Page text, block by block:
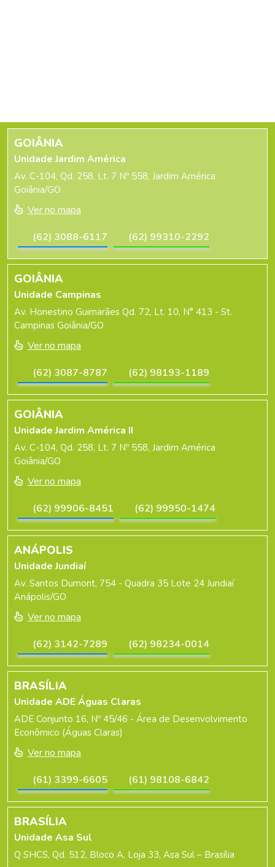
GOIÂNIA
Unidade Jardim América
Av. C-104, Qd. 258, Lt. 7 Nº 558, Jardim América
Goiânia/GO
Ver no mapa
(62) 3088-6117
(62) 99310-2292
GOIÂNIA
Unidade Campinas
Av. Honestino Guimarães Qd. 72, Lt. 10, N° 413 - St.
Campinas Goiânia/GO
Ver no mapa
(62) 3087-8787
(62) 98193-1189
GOIÂNIA
Unidade Jardim América II
Av. C-104, Qd. 258, Lt. 7 Nº 558, Jardim América
Goiânia/GO
Ver no mapa
(62) 99906-8451
(62) 99950-1474
ANÁPOLIS
Unidade Jundiaí
Av. Santos Dumont, 754 - Quadra 35 Lote 24 Jundiaí
Anápolis/GO
Ver no mapa
(62) 3142-7289
(62) 98234-0014
BRASÍLIA
Unidade ADE Águas Claras
ADE Conjunto 16, Nº 45/46 - Área de Desenvolvimento
Econômico (Águas Claras)
Ver no mapa
(61) 3399-6605
(61) 98108-6842
BRASÍLIA
Unidade Asa Sul
Q SHCS, Qd. 512, Bloco A, Loja 33, Asa Sul – Brasília